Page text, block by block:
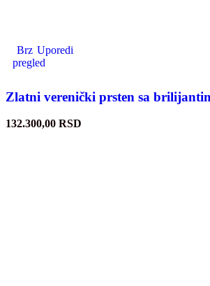
Brz
pregled
Uporedi
Zlatni verenički prsten sa
132.300,00 RSD